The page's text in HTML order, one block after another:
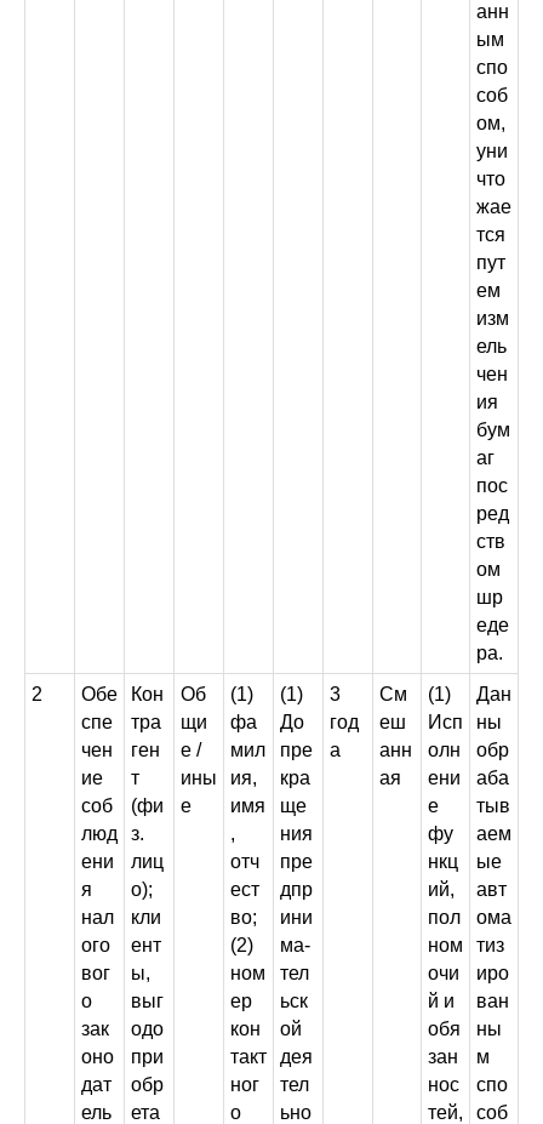
анн
ым
спо
соб
ом,
уни
что
жае
тся
пут
ем
изм
ель
чен
ия
бум
аг
пос
ред
ств
ом
шр
еде
ра.
2
Обе
спе
чен
ие
соб
люд
ени
я
нал
ого
вог
о
зак
оно
дат
ель
Кон
тра
ген
т
(фи
з.
лиц
о);
кли
ент
ы,
выг
одо
при
обр
ета
Об
щи
е /
ины
е
(1)
фа
мил
ия,
имя
,
отч
ест
во;
(2)
ном
ер
кон
такт
ног
о
(1)
До
пре
кра
ще
ния
пре
дпр
ини
ма-
тел
ьск
ой
дея
тел
ьно
3
год
а
См
еш
анн
ая
(1)
Исп
олн
ени
е
фу
нкц
ий,
пол
ном
очи
й и
обя
зан
нос
тей,
Дан
ны
обр
аба
тыв
аем
ые
авт
ома
тиз
иро
ван
ны
м
спо
соб